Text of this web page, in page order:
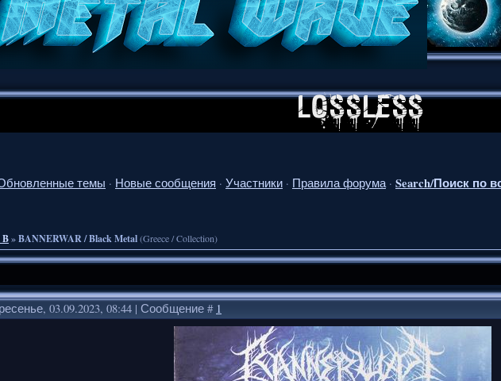
темы · Новые сообщения · Участники · Правила форума · Search/Поиск по
B»BANNERWAR / Black Metal(Greece / Collection)
03.09.2023, 08:44 | Сообщение # 1